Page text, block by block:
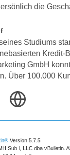
die
Studiums
Kredit-
GmbH
Über 100.000
Version 5.7.5
Sub I, LLC dba vBulletin.